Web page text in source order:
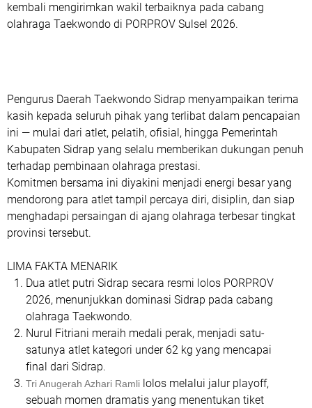
kembali mengirimkan wakil terbaiknya pada cabang
olahraga Taekwondo di PORPROV Sulsel 2026.
Pengurus Daerah Taekwondo Sidrap menyampaikan terima
kasih kepada seluruh pihak yang terlibat dalam pencapaian
ini — mulai dari atlet, pelatih, ofisial, hingga Pemerintah
Kabupaten Sidrap yang selalu memberikan dukungan penuh
terhadap pembinaan olahraga prestasi.
Komitmen bersama ini diyakini menjadi energi besar yang
mendorong para atlet tampil percaya diri, disiplin, dan siap
menghadapi persaingan di ajang olahraga terbesar tingkat
provinsi tersebut.
LIMA FAKTA MENARIK
Dua atlet putri Sidrap secara resmi lolos PORPROV
2026, menunjukkan dominasi Sidrap pada cabang
olahraga Taekwondo.
Nurul Fitriani meraih medali perak, menjadi satu-
satunya atlet kategori under 62 kg yang mencapai
final dari Sidrap.
Tri Anugerah Azhari Ramli lolos melalui jalur playoff,
sebuah momen dramatis yang menentukan tiket